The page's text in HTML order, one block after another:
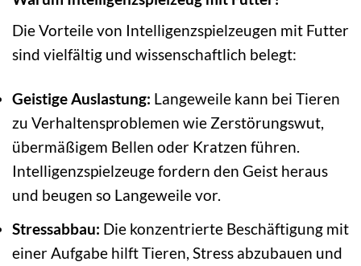
Die Vorteile von Intelligenzspielzeugen mit Futter
sind vielfältig und wissenschaftlich belegt:
Geistige Auslastung: Langeweile kann bei Tieren
zu Verhaltensproblemen wie Zerstörungswut,
übermäßigem Bellen oder Kratzen führen.
Intelligenzspielzeuge fordern den Geist heraus
und beugen so Langeweile vor.
Stressabbau: Die konzentrierte Beschäftigung mit
einer Aufgabe hilft Tieren, Stress abzubauen und